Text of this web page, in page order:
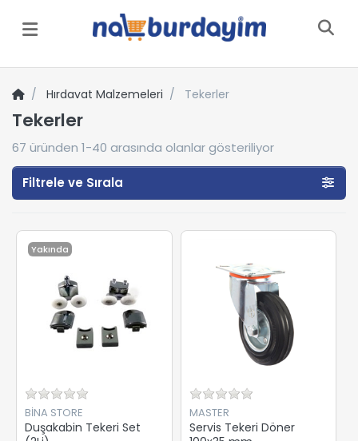
Menü
Hırdavat Malzemeleri Tekerler
Tekerler
67 üründen 1-40 arasında olanlar gösteriliyor
Filtrele ve Sırala
Yakında
BİNA STORE
Duşakabin Tekeri Set
MASTER
Servis Tekeri Döner